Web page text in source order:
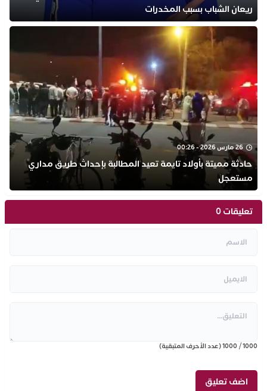
ريعان الشباب بسبب المخدرات
26 مارس 2026 - 00:26
حادثة مميتة بأولاد تايمة تعيد المطالبة بإحداث طريق مداري
مستعجل
تعليقات 0
1000
/
1000(عدد الأحرف المتبقية)